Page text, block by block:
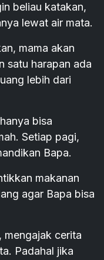
beliau katakan,
lewat air mata.
mama akan
satu harapan ada
lebih dari
bisa
Setiap pagi,
Bapa.
makanan
agar Bapa bisa
mengajak cerita
Padahal jika